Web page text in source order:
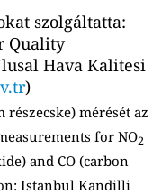
szolgáltatta:
Quality
Hava Kalitesi
)
részecske) mérését az
for NO2
and CO (carbon
Istanbul Kandilli